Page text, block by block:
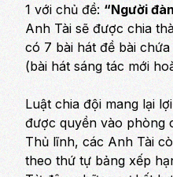
1 với chủ đề: “Người
Anh Tài sẽ được chia
có 7 bài hát đề bài
(bài hát sáng tác mới
Luật chia đội mang lại
được quyền vào phòng
Thủ lĩnh, các Anh Tài
theo thứ tự bảng xếp